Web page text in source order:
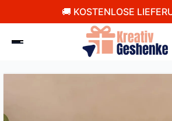
🚚 KOSTENLOSE